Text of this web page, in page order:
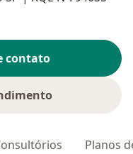
contato
Planos